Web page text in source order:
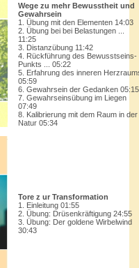
Wege zu mehr Bewusstheit und
Gewahrsein
1. Übung mit den Elementen 14:03
2. Übung bei bei Belastungen ...
11:25
3. Distanzübung 11:42
4. Rückführung des Bewusstseins-
Punkts ... 05:22
5. Erfahrung des inneren
05:59
6. Gewahrsein der Gedanken 05:15
7. Gewahrseinsübung im Liegen
07:49
8. Kalibrierung mit dem Raum in der
Natur 05:34
Tore z ur Transformation
1. Einleitung 01:55
2. Übung: Drüsenkräftigung 24:55
3. Übung: Der goldene Wirbelwind
30:43